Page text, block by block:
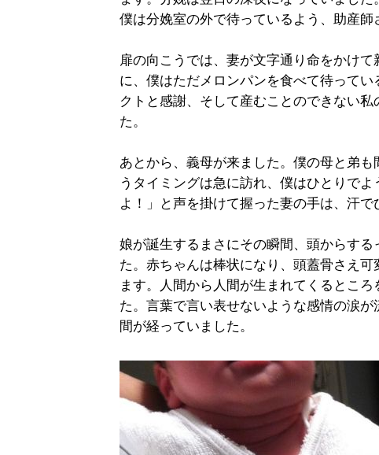
僕は分娩室の外で待っているよう、助産師
扉の向こうでは、妻が文字通り命をかけ
に、僕はただメロンパンを食べて待って
クトと感謝、そして産むことのできない
た。
あとから、義母が来ました。僕の母と弟
うタイミングは急に訪れ、僕はひとりで
よ！」と声を掛けて握った妻の手は、汗で
娘が誕生するまさにその瞬間、頭からす
た。赤ちゃんは棒状になり、頭蓋骨さえ
ます。人間から人間が生まれてくるとこ
た。言葉で言い表せないような感情の涙
間が経っていました。